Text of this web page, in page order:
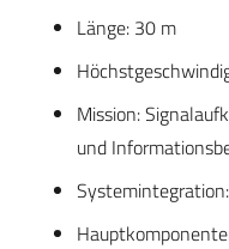
Länge: 30 m
Mission:
und